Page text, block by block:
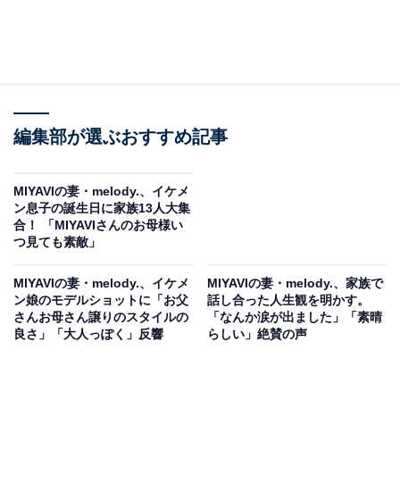
編集部が選ぶおすすめ記事
MIYAVIの妻・melody.、イケメ
ン息子の誕生日に家族13人大集
合！ 「MIYAVIさんのお母様い
つ見ても素敵」
MIYAVIの妻・melody.、イケメ
ン娘のモデルショットに「お父
さんお母さん譲りのスタイルの
良さ」「大人っぽく」反響
MIYAVIの妻・melody.、家族で
話し合った人生観を明かす。
「なんか涙が出ました」「素晴
らしい」絶賛の声